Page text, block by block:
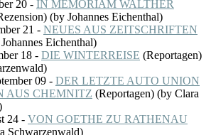
20 - IN MEMORIAM WALTHER
) (by Johannes Eichenthal)
21 - NEUES AUS ZEITSCHRIFTEN
Eichenthal)
18 - DIE WINTERREISE (Reportagen)
09 - DER LETZTE AUTO UNION
AUS CHEMNITZ (Reportagen) (by Clara
24 - VON GOETHE ZU RATHENAU
Schwarzenwald)